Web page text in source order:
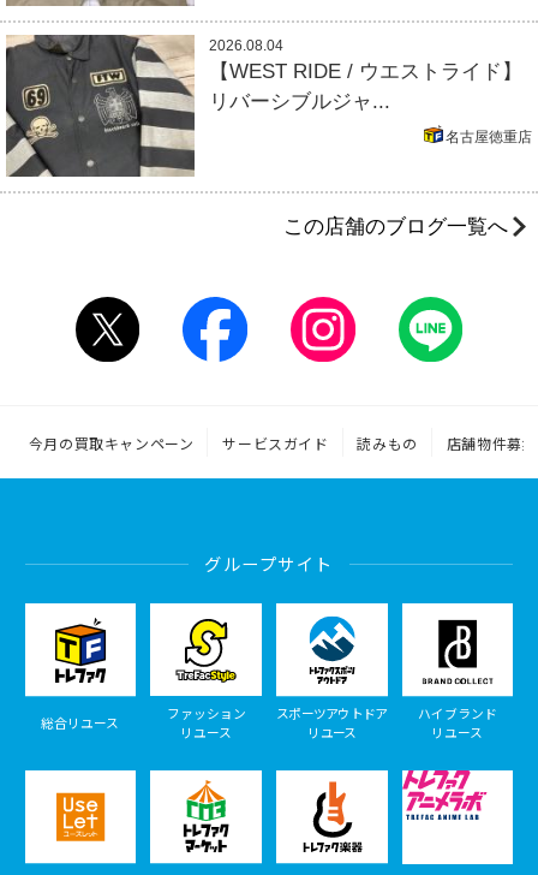
2026.08.04
【WEST RIDE / ウエストライド】
リバーシブルジャ...
名古屋徳重店
この店舗のブログ一覧へ
今月の買取キャンペーン サービスガイド 読みもの 店舗物件募集
グループサイト
総合リユース
ファッション
リユース
スポーツアウトドア
リユース
ハイブランド
リユース